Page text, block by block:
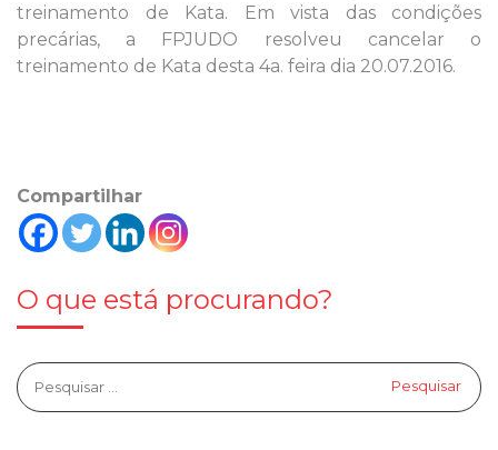
treinamento de Kata. Em vista das condições
precárias, a FPJUDO resolveu cancelar o
treinamento de Kata desta 4a. feira dia 20.07.2016.
Compartilhar
O que está procurando?